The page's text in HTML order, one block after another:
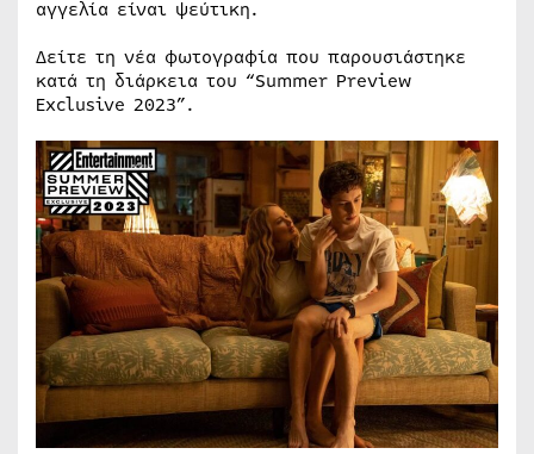
αγγελία είναι ψεύτικη.
Δείτε τη νέα φωτογραφία που παρουσιάστηκε
κατά τη διάρκεια του “Summer Preview
Exclusive 2023”.